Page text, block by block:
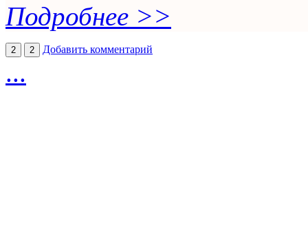
Подробнее >>
2 2 Добавить комментарий
...